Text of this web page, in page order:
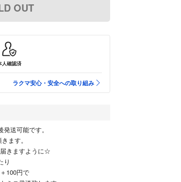
OUT
人確認済
ラクマ安心・安全への取り組み
送可能です。
ます。
きますように☆
り
100円で